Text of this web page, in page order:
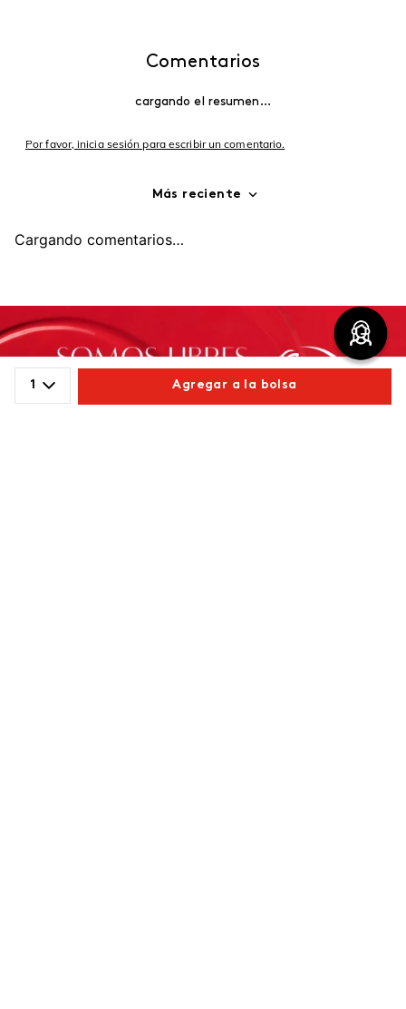
1 Agregar a la bolsa
Comentarios
cargando el resumen…
Por favor, inicia sesión para escribir un comentario.
Más reciente
Cargando comentarios…